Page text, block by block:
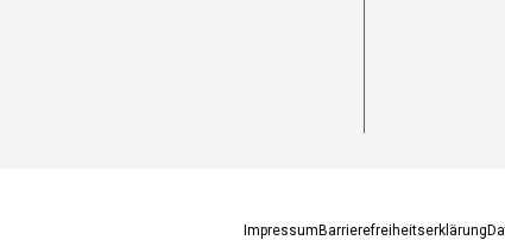
Impressum Barrierefreiheitserklärung